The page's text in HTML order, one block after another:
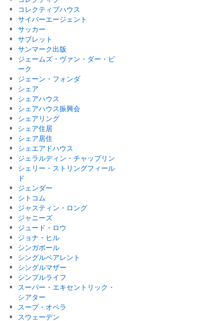
コレクティブハウス
サイバーエージェント
サッカー
サブレット
サンマーク出版
ジェームズ・ヴァン・ダー・ビ
ーク
ジェーン・フォンダ
シェア
シェアハウス
シェアハウス振興会
シェアリング
シェア住居
シェア居住
シェエアドハウス
ジェラルディン・チャップリン
シェリー・ストリングフィール
ド
ジェンダー
シトコム
ジャスティン・ロング
ジャニーズ
ジュード・ロウ
ジョナ・ヒル
シンガポール
シングルペアレント
シングルマザー
シンプルライフ
スーパー・エキセントリック・
シアター
スープ・オペラ
スウェーデン